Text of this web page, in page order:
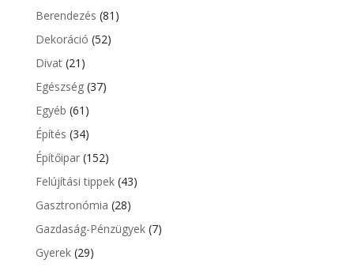
Berendezés (81)
Dekoráció (52)
Divat(21)
Egészség(37)
Egyéb (61)
Építés (34)
Építőipar(152)
Felújítási tippek(43)
Gasztronómia (28)
Gazdaság-Pénzügyek(7)
Gyerek(29)